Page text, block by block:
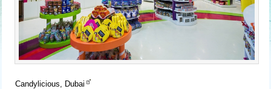
Candylicious, Dubai